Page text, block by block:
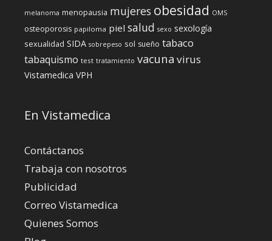
melanoma menopausia mujeres obesidad OMS
osteoporosis papiloma piel salud sexo sexología
sexualidad SIDA sobrepeso sol sueño tabaco
tabaquismo test tratamiento vacuna virus
Vistamedica VPH
En Vistamedica
Contáctanos
Trabaja con nosotros
Publicidad
Correo Vistamedica
Quienes Somos